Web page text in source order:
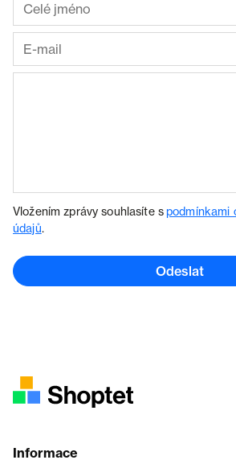
Vložením zprávy souhlasíte spodmínkami
údajů.
Odeslat
Informace